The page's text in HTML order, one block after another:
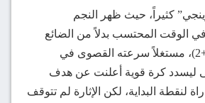
كثيراً، حيث ظهر النجم
الوقت المحتسب بدلاً من الضائع
للشوط الأول (د 45+2)، مستغلاً سرعته القصوى في
ليسدد كرة قوية أعلنت عن هدف
لنقطة البداية، لكن الإثارة لم تتوقف